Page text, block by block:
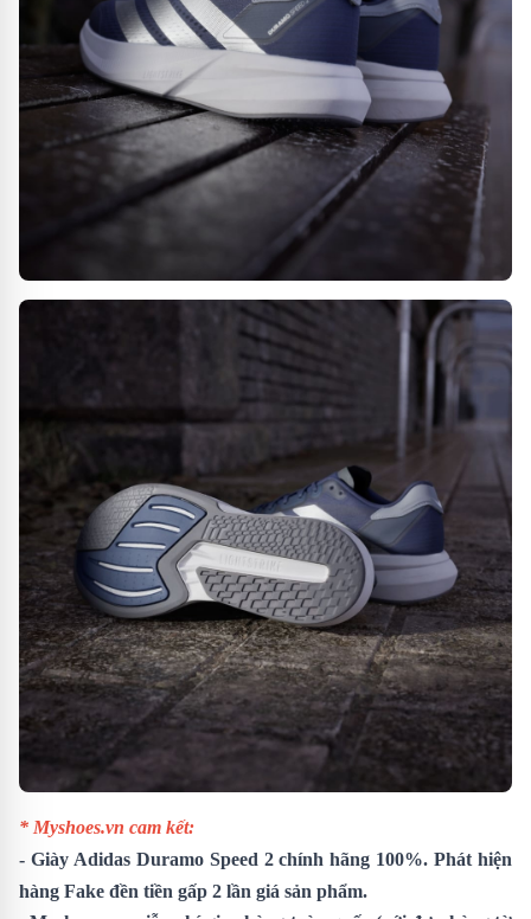
* Myshoes.vn cam kết:
- Giày Adidas Duramo Speed 2chính hãng 100%. Phát hiện
hàng Fake đền tiền gấp 2 lần giá sản phẩm.